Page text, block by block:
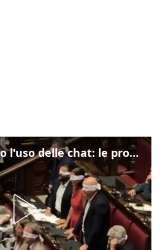
Delmastro, negato l'uso delle chat: le proteste di Avs e M5s